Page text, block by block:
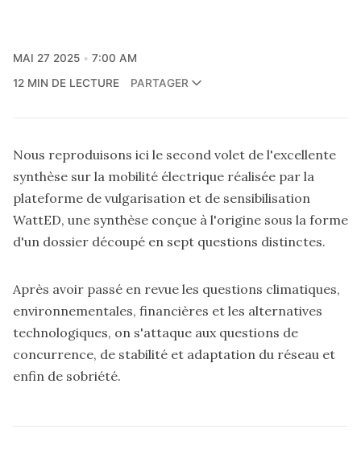
MAI 27 2025
7:00 AM
12 MIN DE LECTURE
PARTAGER
Nous reproduisons ici le second volet de l'excellente
synthèse sur la mobilité électrique réalisée par la
plateforme de vulgarisation et de sensibilisation
WattED, une synthèse conçue à l'origine sous la forme
d'un dossier découpé en sept questions distinctes.
Après avoir passé en revue les questions climatiques,
environnementales, financières et les alternatives
technologiques, on s'attaque aux questions de
concurrence, de stabilité et adaptation du réseau et
enfin de sobriété.